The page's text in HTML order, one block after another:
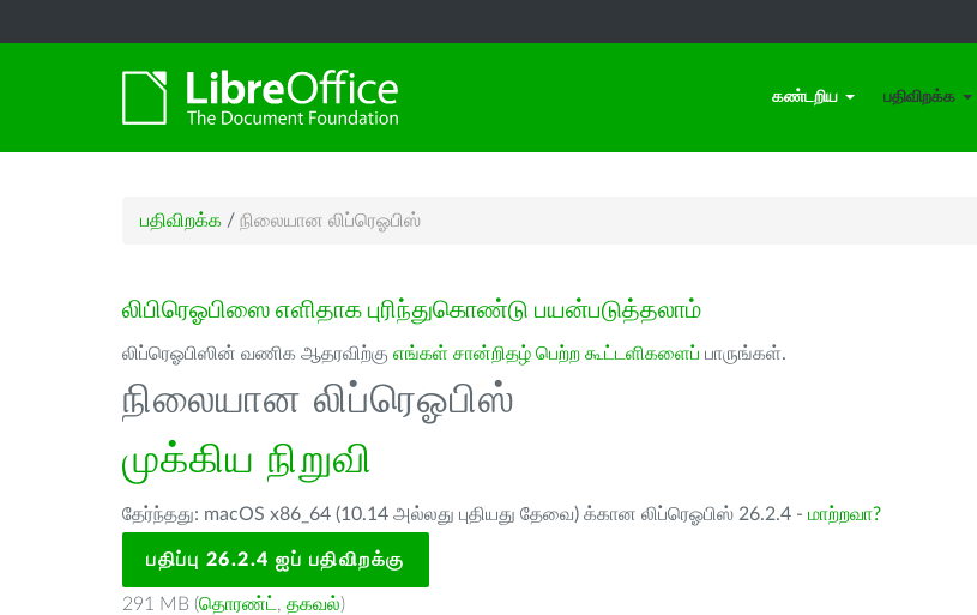
கண்டறிய பதிவிறக்க
பதிவிறக்க / நிலையான லிப்ரெஓபிஸ்
லிபிரெஓபிஸை எளிதாக புரிந்துகொண்டு பயன்படுத்தலாம்
லிப்ரெஓபிஸின் வணிக ஆதரவிற்கு எங்கள் சான்றிதழ் பெற்ற கூட்டளிகளைப் பாருங்கள்.
நிலையான லிப்ரெஓபிஸ்
முக்கிய நிறுவி
தேர்ந்தது: macOS x86_64 (10.14 அல்லது புதியது தேவை) க்கான லிப்ரெஓபிஸ் 26.2.4 - மாற்றவா?
பதிப்பு 26.2.4 ஐப் பதிவிறக்கு
291 MB (தொரண்ட் , தகவல்)